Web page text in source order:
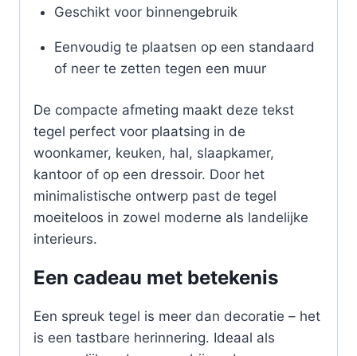
Geschikt voor binnengebruik
Eenvoudig te plaatsen op een standaard
of neer te zetten tegen een muur
De compacte afmeting maakt deze tekst
tegel perfect voor plaatsing in de
woonkamer, keuken, hal, slaapkamer,
kantoor of op een dressoir. Door het
minimalistische ontwerp past de tegel
moeiteloos in zowel moderne als landelijke
interieurs.
Een cadeau met betekenis
Een spreuk tegel is meer dan decoratie – het
is een tastbare herinnering. Ideaal als